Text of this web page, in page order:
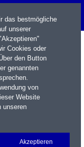
Login
das bestmögliche
unserer
Cookies oder
den Button
genannten
von
Website
unseren
Akzeptieren